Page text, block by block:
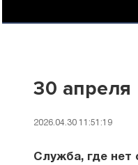
30
2026.04.30 11:51:19
Служба, где нет